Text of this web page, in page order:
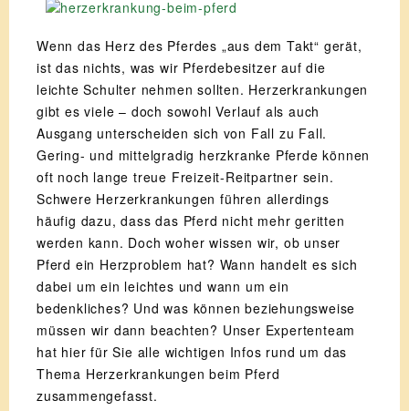
Wenn das Herz des Pferdes „aus dem Takt“ gerät,
ist das nichts, was wir Pferdebesitzer auf die
leichte Schulter nehmen sollten. Herzerkrankungen
gibt es viele – doch sowohl Verlauf als auch
Ausgang unterscheiden sich von Fall zu Fall.
Gering- und mittelgradig herzkranke Pferde können
oft noch lange treue Freizeit-Reitpartner sein.
Schwere Herzerkrankungen führen allerdings
häufig dazu, dass das Pferd nicht mehr geritten
werden kann. Doch woher wissen wir, ob unser
Pferd ein Herzproblem hat? Wann handelt es sich
dabei um ein leichtes und wann um ein
bedenkliches? Und was können beziehungsweise
müssen wir dann beachten? Unser Expertenteam
hat hier für Sie alle wichtigen Infos rund um das
Thema Herzerkrankungen beim Pferd
zusammengefasst.